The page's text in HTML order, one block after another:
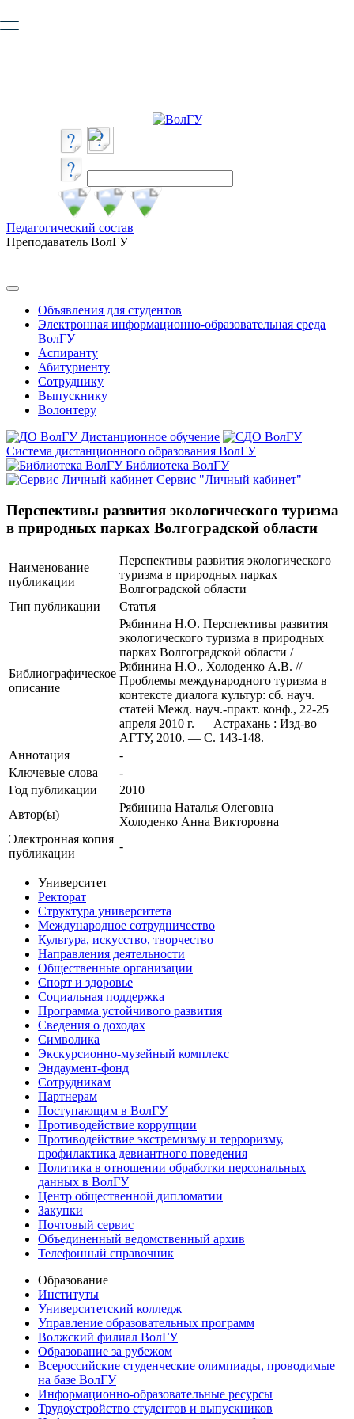
безопасную работу с сайтом. Пожалуйста
Педагогический состав
Преподаватель ВолГУ
Объявления для студентов
Электронная информационно-образовательная среда
ВолГУ
Аспиранту
Абитуриенту
Сотруднику
Выпускнику
Волонтеру
Дистанционное обучение
Система дистанционного образования ВолГУ
Библиотека ВолГУ
Сервис "Личный кабинет"
Перспективы развития экологического туризма
в природных парках Волгоградской области
Наименование
публикации
Перспективы развития экологического
туризма в природных парках
Волгоградской области
Тип публикации
Статья
Библиографическое
описание
Рябинина Н.О. Перспективы развития
экологического туризма в природных
парках Волгоградской области /
Рябинина Н.О., Холоденко А.В. //
Проблемы международного туризма в
контексте диалога культур: сб. науч.
статей Межд. науч.-практ. конф., 22-25
апреля 2010 г. — Астрахань : Изд-во
АГТУ, 2010. — С. 143-148.
Аннотация
-
Ключевые cлова
-
Год публикации
2010
Автор(ы)
Рябинина Наталья Олеговна
Холоденко Анна Викторовна
Электронная копия
публикации
-
Университет
Ректорат
Структура университета
Международное сотрудничество
Культура, искусство, творчество
Направления деятельности
Общественные организации
Спорт и здоровье
Социальная поддержка
Программа устойчивого развития
Сведения о доходах
Символика
Экскурсионно-музейный комплекс
Эндаумент-фонд
Сотрудникам
Партнерам
Поступающим в ВолГУ
Противодействие коррупции
Противодействие экстремизму и терроризму,
профилактика девиантного поведения
Политика в отношении обработки персональных
данных в ВолГУ
Центр общественной дипломатии
Закупки
Почтовый сервис
Объединенный ведомственный архив
Телефонный справочник
Образование
Институты
Университетский колледж
Управление образовательных программ
Волжский филиал ВолГУ
Образование за рубежом
Всероссийские студенческие олимпиады, проводимые
на базе ВолГУ
Информационно-образовательные ресурсы
Трудоустройство студентов и выпускников